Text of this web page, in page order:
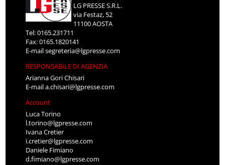
LG PRESSE S.R.L.
via Festaz, 52
11100 AOSTA
Tel: 0165.231711
Fax: 0165.1820141
E-mailsegreteria@lgpresse.com
RESPONSABILE DI AGENZIA
Arianna Gori Chisari
E-maila.chisari@lgpresse.com
Account
Luca Torino
l.torino@lgpresse.com
Ivana Cretier
i.cretier@lgpresse.com
Daniele Fimiano
d.fimiano@lgpresse.com